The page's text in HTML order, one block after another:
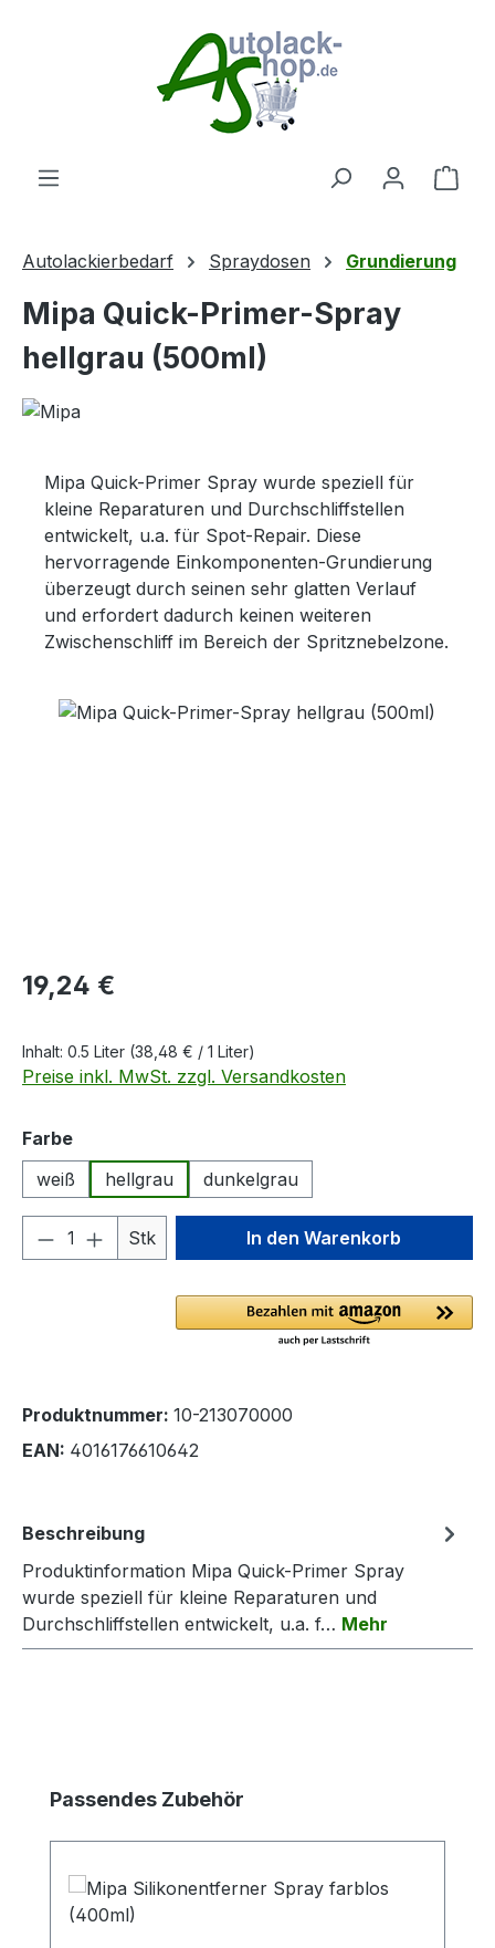
Autolackierbedarf Spraydosen Grundierung
Mipa Quick-Primer-Spray
hellgrau (500ml)
Mipa Quick-Primer Spray wurde speziell für
kleine Reparaturen und Durchschliffstellen
entwickelt, u.a. für Spot-Repair. Diese
hervorragende Einkomponenten-Grundierung
überzeugt durch seinen sehr glatten Verlauf
und erfordert dadurch keinen weiteren
Zwischenschliff im Bereich der Spritznebelzone.
Bildergalerie überspringen
Regulärer Preis:
19,24 €
Inhalt: 0.5 Liter (38,48 € / 1 Liter)
Preise inkl. MwSt. zzgl. Versandkosten
Farbeauswählen
weiß
hellgrau dunkelgrau
Produkt Anzahl: Gib den
Stk In den Warenkorb
Produktnummer: 10-213070000
EAN: 4016176610642
Beschreibung
Produktinformation Mipa Quick-Primer Spray
wurde speziell für kleine Reparaturen und
Durchschliffstellen entwickelt, u.a. f… Mehr
Produktgalerie überspringen
Passendes Zubehör